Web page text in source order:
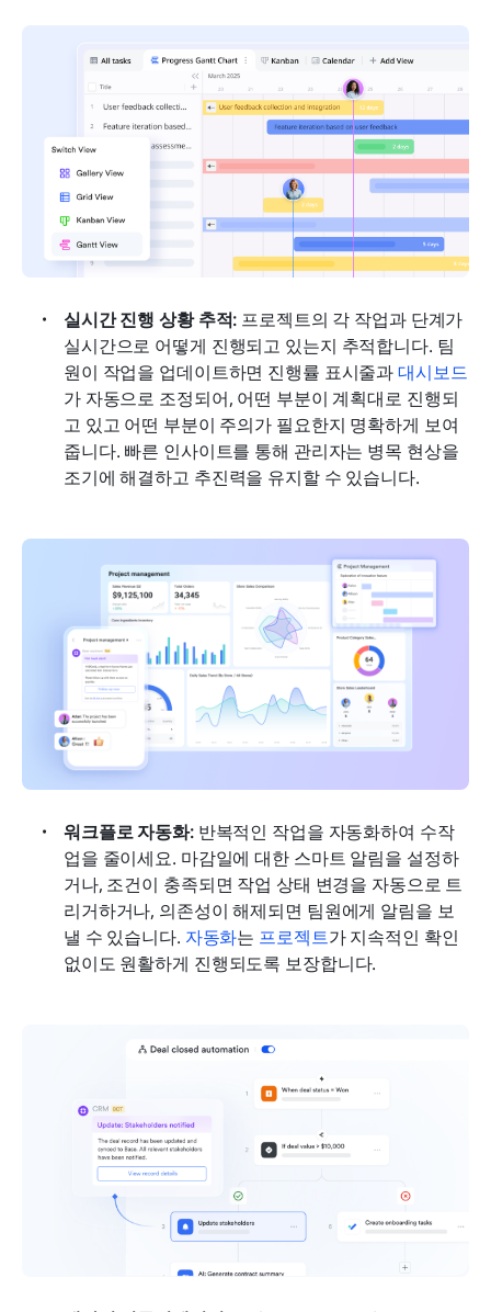
실시간 진행 상황 추적: 프로젝트의 각 작업과 단계가
실시간으로 어떻게 진행되고 있는지 추적합니다. 팀
원이 작업을 업데이트하면 진행률 표시줄과 대시보드
가 자동으로 조정되어, 어떤 부분이 계획대로 진행되
고 있고 어떤 부분이 주의가 필요한지 명확하게 보여
줍니다. 빠른 인사이트를 통해 관리자는 병목 현상을
조기에 해결하고 추진력을 유지할 수 있습니다.
워크플로 자동화: 반복적인 작업을 자동화하여 수작
업을 줄이세요. 마감일에 대한 스마트 알림을 설정하
거나, 조건이 충족되면 작업 상태 변경을 자동으로 트
리거하거나, 의존성이 해제되면 팀원에게 알림을 보
낼 수 있습니다. 자동화는 프로젝트가 지속적인 확인
없이도 원활하게 진행되도록 보장합니다.